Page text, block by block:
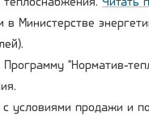
Читать
в Министерстве
Программу "Норматив-
с условиями продажи и